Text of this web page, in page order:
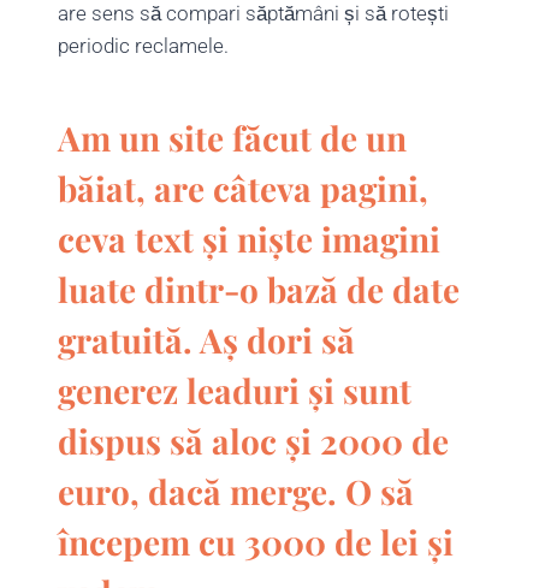
are sens să compari săptămâni și să rotești
periodic reclamele.
Am un site făcut de un
băiat, are câteva pagini,
ceva text și niște imagini
luate dintr-o bază de date
gratuită. Aș dori să
generez leaduri și sunt
dispus să aloc și 2000 de
euro, dacă merge. O să
începem cu 3000 de lei și